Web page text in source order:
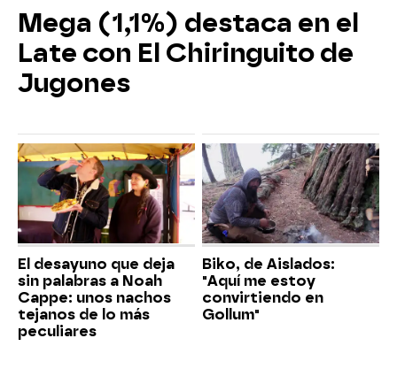
Mega (1,1%) destaca en el
Late con El Chiringuito de
Jugones
El desayuno que deja
sin palabras a Noah
Cappe: unos nachos
tejanos de lo más
peculiares
Biko, de Aislados:
"Aquí me estoy
convirtiendo en
Gollum"